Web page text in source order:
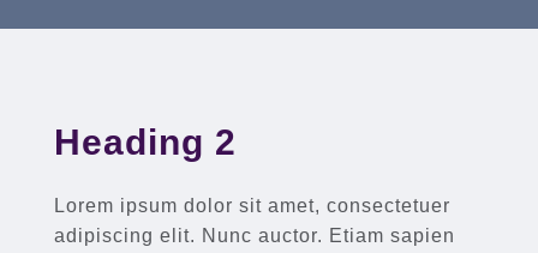
Heading 2
Lorem ipsum dolor sit amet, consectetuer
adipiscing elit. Nunc auctor. Etiam sapien